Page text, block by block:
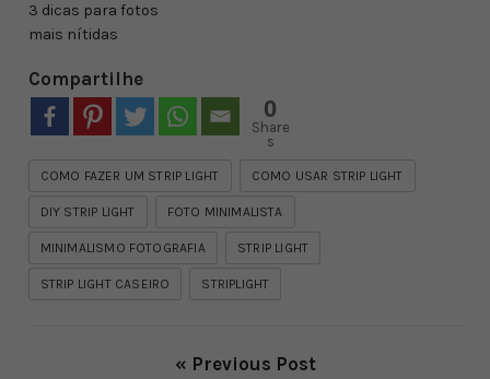
3 dicas para fotos
mais nítidas
Compartilhe
0
Share
s
COMO FAZER UM STRIP LIGHT COMO USAR STRIP LIGHT
DIY STRIP LIGHT FOTO MINIMALISTA
MINIMALISMO FOTOGRAFIA STRIP LIGHT
STRIP LIGHT CASEIRO STRIPLIGHT
« Previous Post